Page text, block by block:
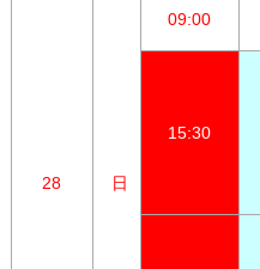
28 日
09:00
15:30